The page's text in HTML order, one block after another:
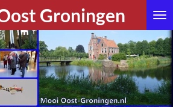
Groningen